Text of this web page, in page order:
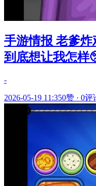
手游情报 老爹
到底想让我怎样
-
2026-05-19 11:350赞 · 0评